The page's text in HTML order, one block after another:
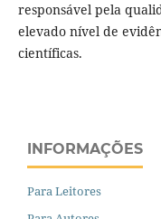
responsável pela
elevado nível de
científicas.
INFORMAÇÕES
Para Leitores